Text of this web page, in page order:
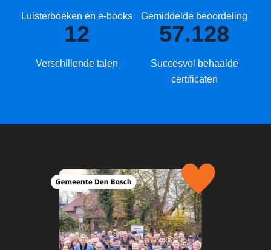
Luisterboeken en e-books Gemiddelde beoordeling
12
Verschillende talen
57.128
Succesvol behaalde
certificaten